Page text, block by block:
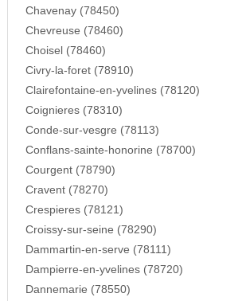
Chavenay (78450)
Chevreuse (78460)
Choisel (78460)
Civry-la-foret (78910)
Clairefontaine-en-yvelines (78120)
Coignieres (78310)
Conde-sur-vesgre (78113)
Conflans-sainte-honorine (78700)
Courgent (78790)
Cravent (78270)
Crespieres (78121)
Croissy-sur-seine (78290)
Dammartin-en-serve (78111)
Dampierre-en-yvelines (78720)
Dannemarie (78550)